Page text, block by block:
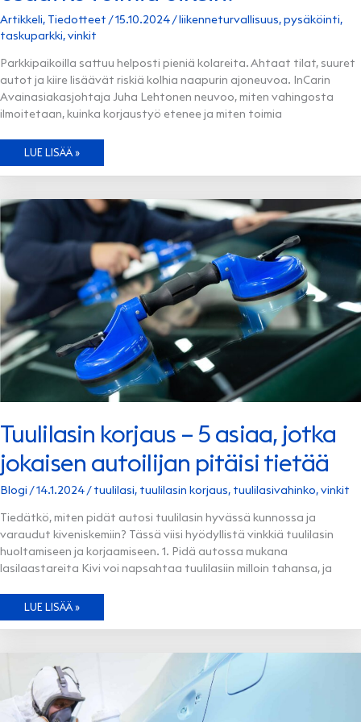
Artikkeli, Tiedotteet /15.10.2024/liikenneturvallisuus,pysäköinti,
taskuparkki,vinkit
Parkkipaikoilla sattuu helposti pieniä kolareita. Ahtaat tilat, suuret
autot ja kiire lisäävät riskiä kolhia naapurin ajoneuvoa. InCarin
Avainasiakasjohtaja Juha Lehtonen neuvoo, miten vahingosta
ilmoitetaan, kuinka korjaustyö etenee ja miten toimia
JOS
PARKKIPAIKALLA,
OIKEIN?
LUE LISÄÄ »
Tuulilasin korjaus – 5 asiaa, jotka
jokaisen autoilijan pitäisi tietää
Blogi /14.1.2024/tuulilasi, tuulilasin korjaus, tuulilasivahinko,vinkit
Tiedätkö, miten pidät autosi tuulilasin hyvässä kunnossa ja
varaudut kiveniskemiin? Tässä viisi hyödyllistä vinkkiä tuulilasin
huoltamiseen ja korjaamiseen. 1. Pidä autossa mukana
lasilaastareita Kivi voi napsahtaa tuulilasiin milloin tahansa, ja
TUULILASIN
–
JOKAISEN
AUTOILIJAN
PITÄISI
TIETÄÄ
LUE LISÄÄ »